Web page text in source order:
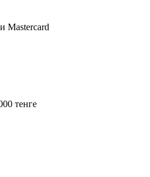
Mastercard
тенге